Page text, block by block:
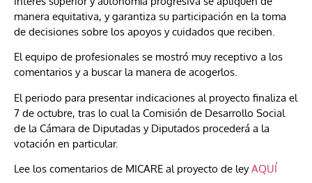
manera equitativa, y garantiza su participación en la toma
de decisiones sobre los apoyos y cuidados que reciben.
El equipo de profesionales se mostró muy receptivo a los
comentarios y a buscar la manera de acogerlos.
El periodo para presentar indicaciones al proyecto finaliza el
7 de octubre, tras lo cual la Comisión de Desarrollo Social
de la Cámara de Diputadas y Diputados procederá a la
votación en particular.
Lee los comentarios de MICARE al proyecto de leyAQUÍ